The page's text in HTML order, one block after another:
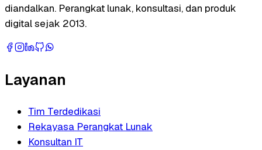
diandalkan. Perangkat lunak, konsultasi, dan produk
digital sejak 2013.
Layanan
Tim Terdedikasi
Rekayasa Perangkat Lunak
Konsultan IT